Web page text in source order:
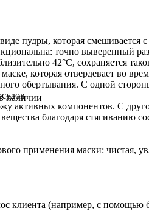
пудры, которая смешивается
точно выверенный
42°C, сохраняется
которая отвердевает во
обертывания. С одной
активных компонентов. С
вещества благодаря стягиванию
применения маски: чистая,
клиента (например, с помощью
наличии